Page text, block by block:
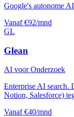
Google's autonome
Vanaf €92/mnd
GL
Glean
AI voor Onderzoek
Enterprise AI search.
Notion, Salesforce)
Vanaf €40/mnd